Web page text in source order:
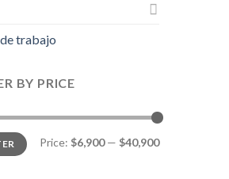
trabajo
BY PRICE
Price: $6,900— $40,900